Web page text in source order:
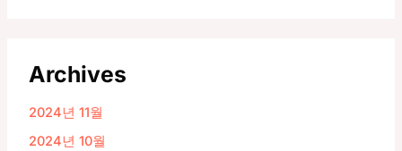
Archives
2024년 11월
2024년 10월